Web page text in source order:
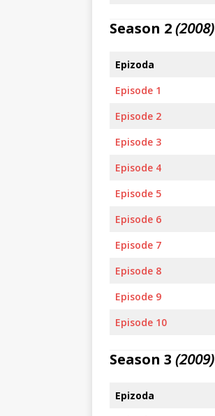
Season 2(2008)
Epizoda
Episode 1
Episode 2
Episode 3
Episode 4
Episode 5
Episode 6
Episode 7
Episode 8
Episode 9
Episode 10
Season 3 (2009)
Epizoda